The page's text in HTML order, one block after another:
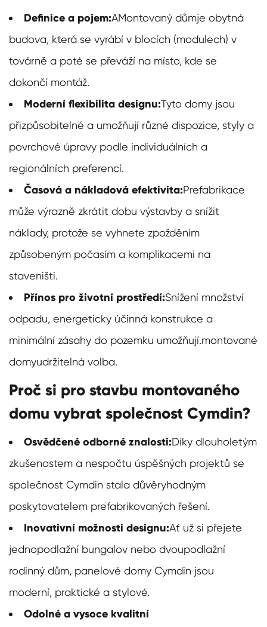
Definice a pojem:AMontovaný důmje obytná
budova, která se vyrábí v blocích (modulech) v
továrně a poté se převáží na místo, kde se
dokončí montáž.
Moderní flexibilita designu:Tyto domy jsou
přizpůsobitelné a umožňují různé dispozice, styly a
povrchové úpravy podle individuálních a
regionálních preferencí.
Časová a nákladová efektivita:Prefabrikace
může výrazně zkrátit dobu výstavby a snížit
náklady, protože se vyhnete zpožděním
způsobeným počasím a komplikacemi na
staveništi.
Přínos pro životní prostředí:Snížení množství
odpadu, energeticky účinná konstrukce a
minimální zásahy do pozemku umožňují.montované
domyudržitelná volba.
Proč si pro stavbu montovaného
domu vybrat společnost Cymdin?
Osvědčené odborné znalosti:Díky dlouholetým
zkušenostem a nespočtu úspěšných projektů se
společnost Cymdin stala důvěryhodným
poskytovatelem prefabrikovaných řešení.
Inovativní možnosti designu:Ať už si přejete
jednopodlažní bungalov nebo dvoupodlažní
rodinný dům, panelové domy Cymdin jsou
moderní, praktické a stylové.
Odolné a vysoce kvalitní